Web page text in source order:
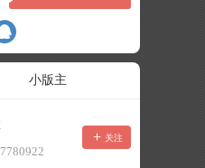
小版主
关注